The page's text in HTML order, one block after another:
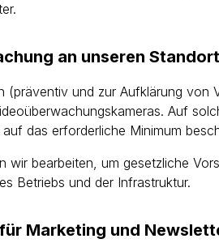
an unseren
(präventiv und zur Aufklärung
Auf
das erforderliche Minimum
wir bearbeiten, um gesetzliche
Betriebs und der Infrastruktur.
Marketing und